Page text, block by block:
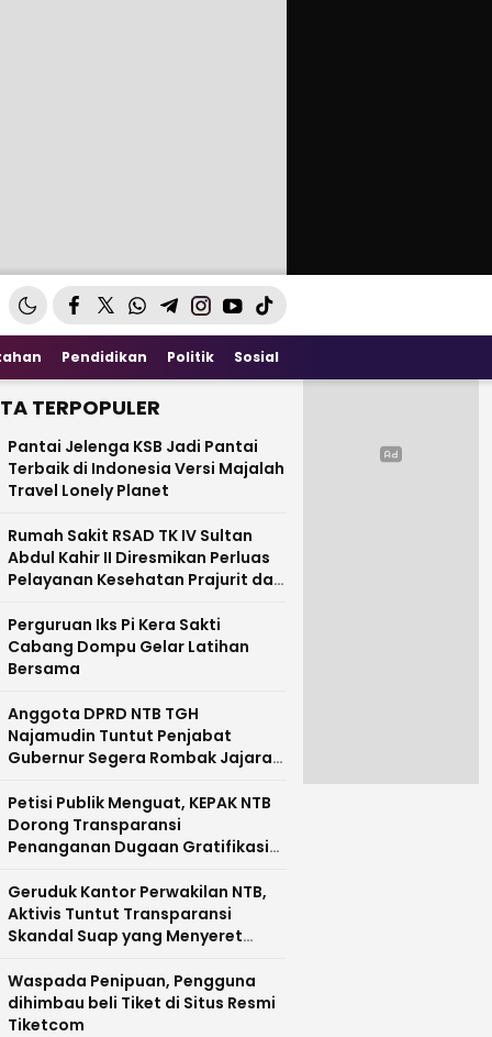
Pendidikan Politik Sosial
TERPOPULER
Pantai Jelenga KSB Jadi Pantai
Terbaik di Indonesia Versi Majalah
Travel Lonely Planet
Rumah Sakit RSAD TK IV Sultan
Abdul Kahir II Diresmikan Perluas
Pelayanan Kesehatan Prajurit dan
Perguruan Iks Pi Kera Sakti
Cabang Dompu Gelar Latihan
Bersama
Anggota DPRD NTB TGH
Najamudin Tuntut Penjabat
Gubernur Segera Rombak Jajaran
Petisi Publik Menguat, KEPAK NTB
Dorong Transparansi
Penanganan Dugaan Gratifikasi
Geruduk Kantor Perwakilan NTB,
Aktivis Tuntut Transparansi
Skandal Suap yang Menyeret
Waspada Penipuan, Pengguna
dihimbau beli Tiket di Situs Resmi
Tiketcom